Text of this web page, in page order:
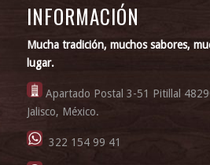
INFORMACIÓN
Mucha tradición, muchos sabores,
lugar.
Apartado Postal 3-51 Pitillal
Jalisco, México.
322 154 99 41